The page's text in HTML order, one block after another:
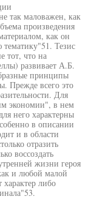
так маловажен, как
произведения
как он
тематику"51. Тезис
тот, что на
развивает А.Б.
принципы
Прежде всего это
Для
экономии", в нем
него характерны
в описании
и в области
отразить
воссоздать
жизни героя
и любой малой
либо